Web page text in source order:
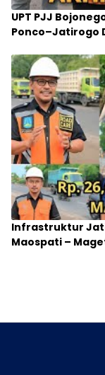
UPT PJJ
Ponco–Jatirogo
Infrastruktur
Maospati –